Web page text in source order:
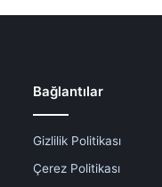
Bağlantılar
Gizlilik Politikası
Çerez Politikası